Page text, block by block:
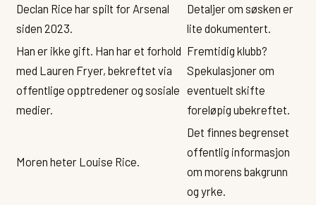
Declan Rice har spilt for Arsenal
siden 2023.
Detaljer om søsken er
lite dokumentert.
Han er ikke gift. Han har et forhold
med Lauren Fryer, bekreftet via
offentlige opptredener og sosiale
medier.
Fremtidig klubb?
Spekulasjoner om
eventuelt skifte
foreløpig ubekreftet.
Moren heter Louise Rice.
Det finnes begrenset
offentlig informasjon
om morens bakgrunn
og yrke.